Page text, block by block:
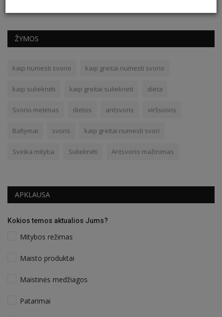
ŽYMOS
kaip numesti svorio kaip greitai numesti svorio
kaip sulieknėti kaip greitai suliekneti dieta
Svorio metimas dietos antsvoris viršsvoris
Baltymai svoris kaip greitai numesti svori
Sveika mityba Sulieknėti Antsvorio mažinimas
APKLAUSA
Kokios temos aktualios Jums?
Mitybos režimas
Maisto produktai
Maistinės medžiagos
Patarimai